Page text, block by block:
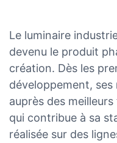
Le luminaire
devenu le produit
création. Dès les
développement,
auprès des
qui contribue à sa
réalisée sur des